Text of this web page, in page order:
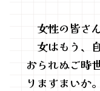
女性の皆さん
女はもう、
おられぬご時
りますまいか。